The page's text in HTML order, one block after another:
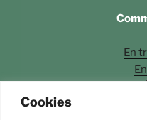
Cookies
En